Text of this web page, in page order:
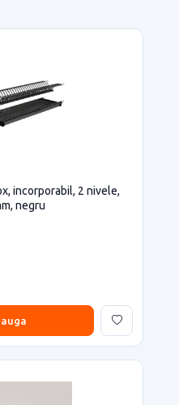
incorporabil, 2 nivele,
negru